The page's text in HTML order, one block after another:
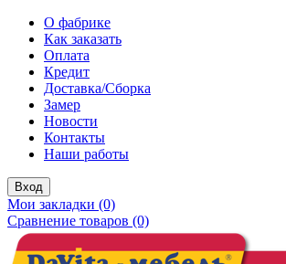
О фабрике
Как заказать
Оплата
Кредит
Доставка/Сборка
Замер
Новости
Контакты
Наши работы
Вход
Мои закладки (0)
Сравнение товаров (0)